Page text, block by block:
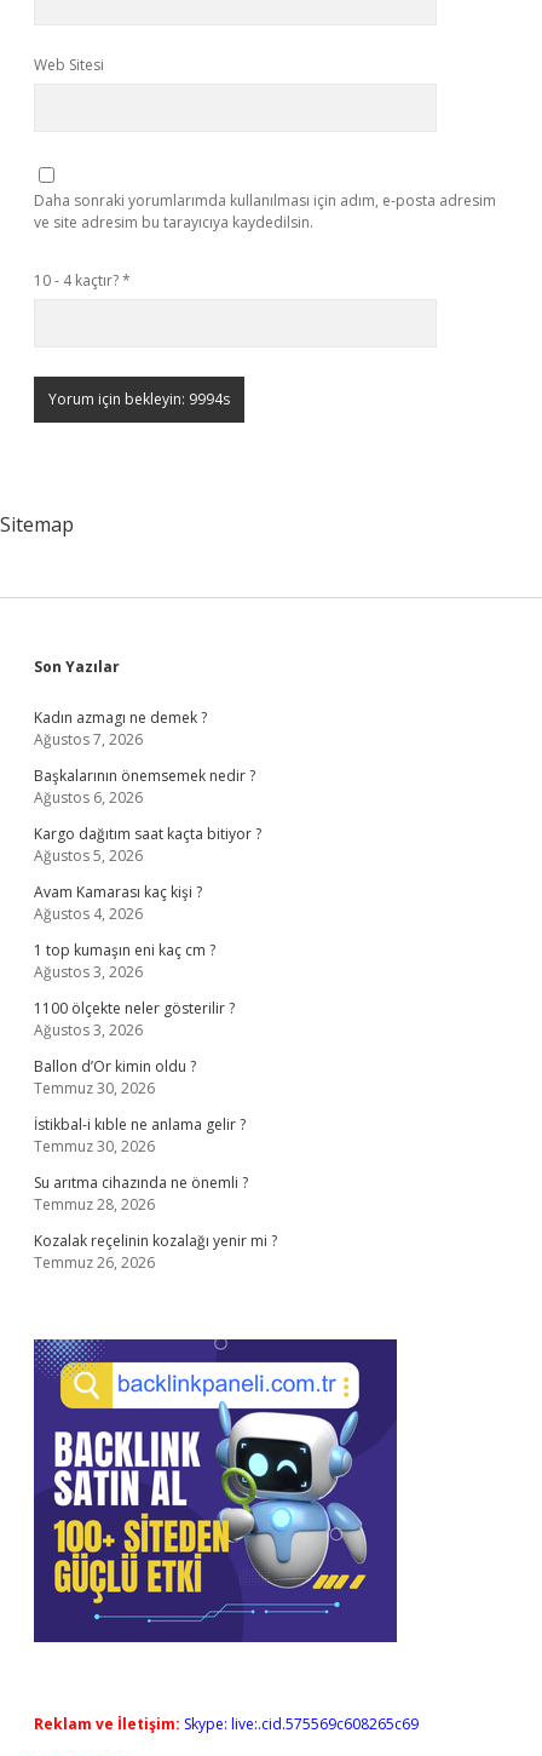
Web Sitesi
Daha sonraki yorumlarımda kullanılması için adım, e-posta adresim
ve site adresim bu tarayıcıya kaydedilsin.
10 - 4 kaçtır?*
Sitemap
Sidebar
Son Yazılar
Kadın azmagı ne demek ?
Ağustos 7, 2026
Başkalarının önemsemek nedir ?
Ağustos 6, 2026
Kargo dağıtım saat kaçta bitiyor ?
Ağustos 5, 2026
Avam Kamarası kaç kişi ?
Ağustos 4, 2026
1 top kumaşın eni kaç cm ?
Ağustos 3, 2026
1100 ölçekte neler gösterilir ?
Ağustos 3, 2026
Ballon d’Or kimin oldu ?
Temmuz 30, 2026
İstikbal-i kıble ne anlama gelir ?
Temmuz 30, 2026
Su arıtma cihazında ne önemli ?
Temmuz 28, 2026
Kozalak reçelinin kozalağı yenir mi ?
Temmuz 26, 2026
Reklam ve İletişim: Skype: live:.cid.575569c608265c69